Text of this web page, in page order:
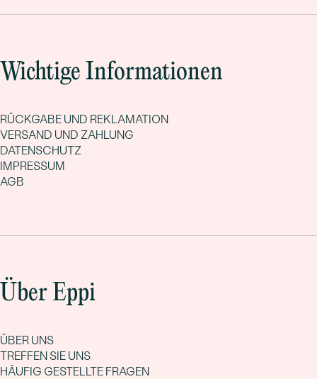
Wichtige Informationen
RÜCKGABE UND REKLAMATION
VERSAND UND ZAHLUNG
DATENSCHUTZ
IMPRESSUM
AGB
Über Eppi
ÜBER UNS
TREFFEN SIE UNS
HÄUFIG GESTELLTE FRAGEN